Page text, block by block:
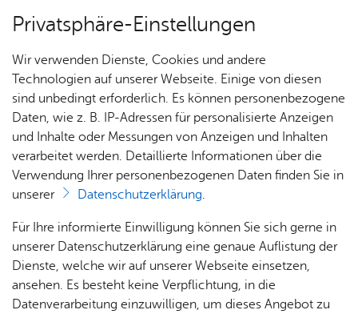
Ihr Be­such
Öff­
s­zei­
ten &
Prei­se
Füh­
run­
gen
... für
Schul­
Kin­
der­ge­
tag
Davor
nach
Füh­run­gen
Vor­le­sen
Of­fe­ne Sonn­tags- & Fe­ri­en­
füh­run­gen
Lust, mal wieder so richtig zu staunen? Erleben
Sie bei uns, wie Schulgeschichte lebendig wird.
Privatsphäre-Einstellungen
Wir verwenden Dienste, Cookies und andere
Technologien auf unserer Webseite. Einige von diesen
sind unbedingt erforderlich. Es können personenbezogene
Daten, wie z. B. IP-Adressen für personalisierte Anzeigen
und Inhalte oder Messungen von Anzeigen und Inhalten
verarbeitet werden. Detaillierte Informationen über die
Verwendung Ihrer personenbezogenen Daten finden Sie in
unserer
Datenschutzerklärung.
Für Ihre informierte Einwilligung können Sie sich gerne in
unserer Datenschutzerklärung eine genaue Auflistung der
Dienste, welche wir auf unserer Webseite einsetzen,
ansehen. Es besteht keine Verpflichtung, in die
Datenverarbeitung einzuwilligen, um dieses Angebot zu